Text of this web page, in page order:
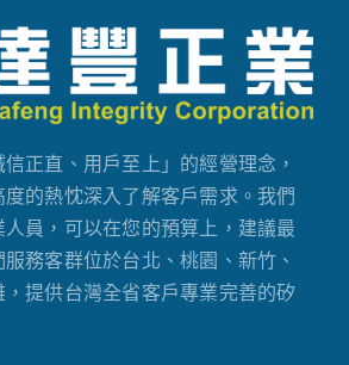
正直、用戶至上」的經營理念，
的熱忱深入了解客戶需求。我們
員，可以在您的預算上，建議最
務客群位於台北、桃園、新竹、
提供台灣全省客戶專業完善的矽